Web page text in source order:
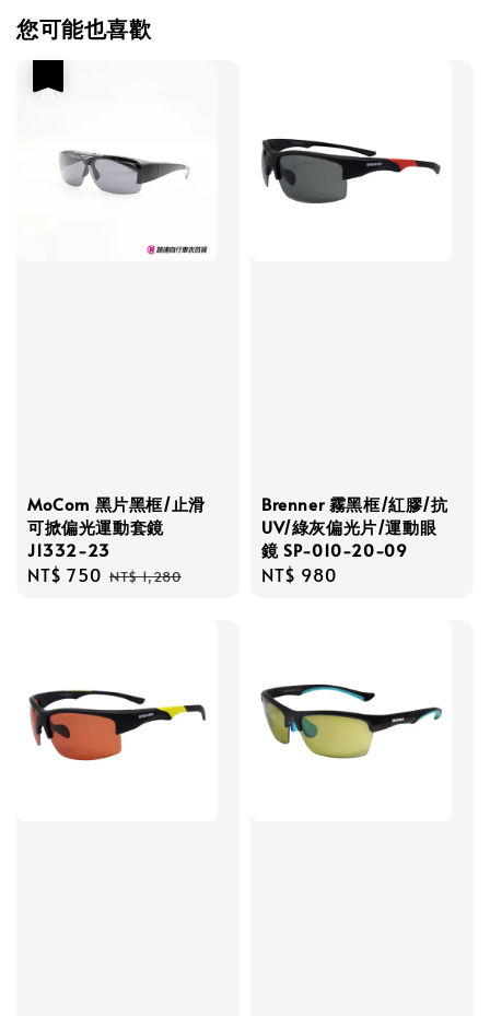
您可能也喜歡
MoCom 黑片黑框/止滑
可掀偏光運動套鏡
J1332-23
Sale
NT$ 750 Regular
NT$ 1,280
Brenner 霧黑框/紅膠/抗
UV/綠灰偏光片/運動眼
鏡 SP-010-20-09
Regular
NT$ 980